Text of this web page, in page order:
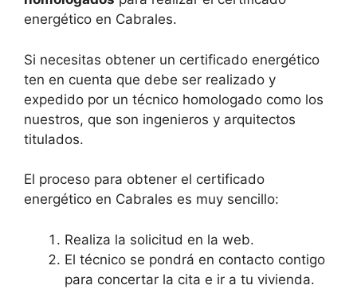
energético en Cabrales.
Si necesitas obtener un certificado energético
ten en cuenta que debe ser realizado y
expedido por un técnico homologado como los
nuestros, que son ingenieros y arquitectos
titulados.
El proceso para obtener el certificado
energético en Cabrales es muy sencillo:
Realiza la solicitud en la web.
El técnico se pondrá en contacto contigo
para concertar la cita e ir a tu vivienda.